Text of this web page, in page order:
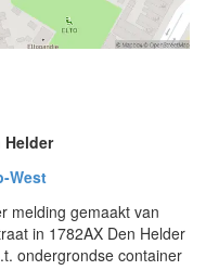
Helder
West
melding gemaakt van
in 1782AX Den Helder
ondergrondse container